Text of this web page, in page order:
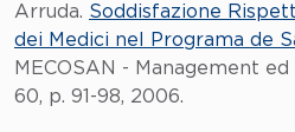
Arruda. Soddisfazione
dei Medici nel Programa de
MECOSAN - Management
60, p. 91-98, 2006.